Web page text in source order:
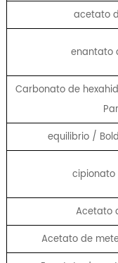
acetato
enantato
Carbonato de
equilibrio /
Acetato
Acetato de